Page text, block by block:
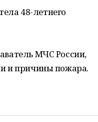
48-летнего
МЧС России,
и причины пожара.